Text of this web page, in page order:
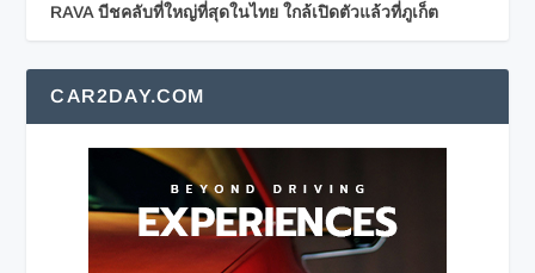
RAVA บีชคลับที่ใหญ่ที่สุดในไทย ใกล้เปิดตัวแล้วที่ภูเก็ต
CAR2DAY.COM